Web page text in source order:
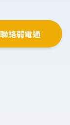
聯絡弱電通